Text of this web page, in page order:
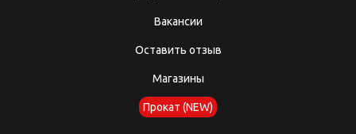
Вакансии
Оставить отзыв
Магазины
Прокат (NEW)